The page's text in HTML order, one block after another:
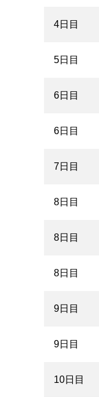
4日目
5日目
6日目
6日目
7日目
8日目
8日目
8日目
9日目
9日目
10日目